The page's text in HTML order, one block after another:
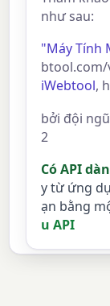
như sau:
"Máy Tính
iWebtool,
bởi đội
2
Có API
y từ ứng
ạn bằng
u API